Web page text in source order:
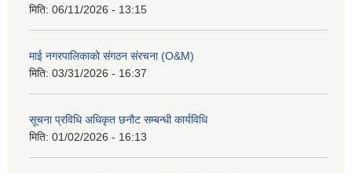
मिति: 06/11/2026 - 13:15
माई नगरपालिकाको संगठन संरचना (O&M)
मिति: 03/31/2026 - 16:37
सूचना प्रविधि अधिकृत छनौट सम्बन्धी कार्यविधि
मिति: 01/02/2026 - 16:13